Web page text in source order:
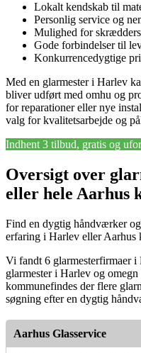
Lokalt kendskab til
Personlig service og
Mulighed for
Gode forbindelser til
Konkurrencedygtige
Med en glarmester i Harlev
bliver udført med omhu og
for reparationer eller nye
valg for kvalitetsarbejde og
Indhent 3 tilbud, gratis og
Oversigt over
eller hele Aarhus
Find en dygtig håndværker
erfaring i Harlev eller Aarhus
Vi fandt 6 glarmesterfirmaer
glarmester i Harlev og
kommunefindes der flere
søgning efter en dygtig
Aarhus Glasservice